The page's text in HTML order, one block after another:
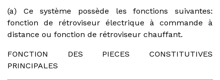
(a) Ce système possède les fonctions suivantes:
fonction de rétroviseur électrique à commande à
distance ou fonction de rétroviseur chauffant.
FONCTION DES PIECES CONSTITUTIVES
PRINCIPALES